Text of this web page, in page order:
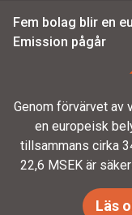
Fem bolag blir en
Emission pågår
Genom förvärvet av
en europeisk
tillsammans cirka
22,6 MSEK är
Läs